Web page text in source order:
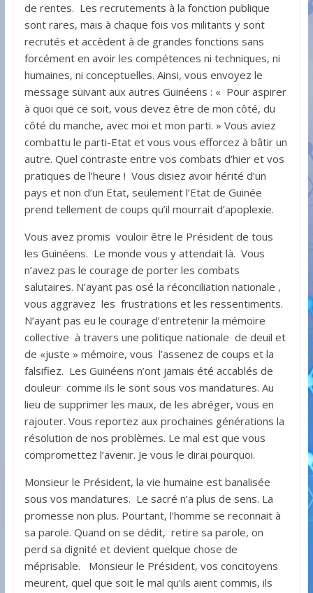
de rentes. Les recrutements à la fonction publique
sont rares, mais à chaque fois vos militants y sont
recrutés et accèdent à de grandes fonctions sans
forcément en avoir les compétences ni techniques, ni
humaines, ni conceptuelles. Ainsi, vous envoyez le
message suivant aux autres Guinéens : « Pour aspirer
à quoi que ce soit, vous devez être de mon côté, du
côté du manche, avec moi et mon parti. » Vous aviez
combattu le parti-Etat et vous vous efforcez à bâtir un
autre. Quel contraste entre vos combats d’hier et vos
pratiques de l’heure ! Vous disiez avoir hérité d’un
pays et non d’un Etat, seulement l’Etat de Guinée
prend tellement de coups qu’il mourrait d’apoplexie.
Vous avez promis vouloir être le Président de tous
les Guinéens. Le monde vous y attendait là. Vous
n’avez pas le courage de porter les combats
salutaires. N’ayant pas osé la réconciliation nationale ,
vous aggravez les frustrations et les ressentiments.
N’ayant pas eu le courage d’entretenir la mémoire
collective à travers une politique nationale de deuil et
de «juste » mémoire, vous l’assenez de coups et la
falsifiez. Les Guinéens n’ont jamais été accablés de
douleur comme ils le sont sous vos mandatures. Au
lieu de supprimer les maux, de les abréger, vous en
rajouter. Vous reportez aux prochaines générations la
résolution de nos problèmes. Le mal est que vous
compromettez l’avenir. Je vous le dirai pourquoi.
Monsieur le Président, la vie humaine est banalisée
sous vos mandatures. Le sacré n’a plus de sens. La
promesse non plus. Pourtant, l’homme se reconnait à
sa parole. Quand on se dédit, retire sa parole, on
perd sa dignité et devient quelque chose de
méprisable. Monsieur le Président, vos concitoyens
meurent, quel que soit le mal qu’ils aient commis, ils